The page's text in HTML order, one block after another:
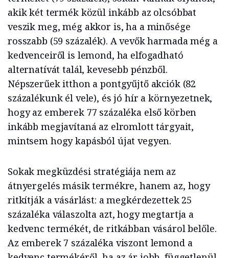
akik két termék közül inkább az olcsóbbat
veszik meg, még akkor is, ha a minősége
rosszabb (59 százalék). A vevők harmada még a
kedvenceiről is lemond, ha elfogadható
alternatívát talál, kevesebb pénzből.
Népszerűek itthon a pontgyűjtő akciók (82
százalékunk él vele), és jó hír a környezetnek,
hogy az emberek 77 százaléka első körben
inkább megjavítaná az elromlott tárgyait,
mintsem hogy kapásból újat vegyen.
Sokak megküzdési stratégiája nem az
átnyergelés másik termékre, hanem az, hogy
ritkítják a vásárlást: a megkérdezettek 25
százaléka válaszolta azt, hogy megtartja a
kedvenc termékét, de ritkábban vásárol belőle.
Az emberek 7 százaléka viszont lemond a